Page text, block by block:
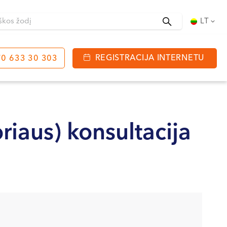
laikas:
- 20:00
LT
633 30 303 REGISTRACIJA INTERNETU
konsultacija